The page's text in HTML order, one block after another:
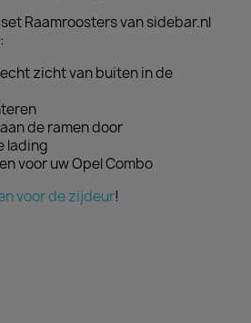
Raamroosters van sidebar.nl
zicht van buiten in de
de ramen door
lading
voor uw Opel Combo
voor de zijdeur!